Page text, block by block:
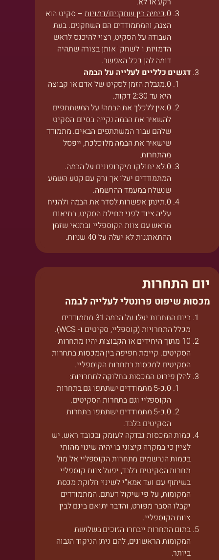
כימיה בין שחקנים/דמויות– סקיט הוא
הצגה, והמתמודדים הם השחקנים. בעת
העבודה על הסקיט, רצוי להיכנס לראש
הדמויות ו"לשחק" אותן בצורה שתהיה
דומה להן ככל האפשר.
דגשים כלליים לעלייה על הבמה
מגבלת הזמן לסקיט של אדם או קבוצה
היא עד 2:30 דקות.
אין ללכלך את הבמה! על המשתתפים
להשאיר את הבמה נקייה בסיום הסקיט
שלהם עבור המשתתפים הבאים. מתמודד
שישאיר את הבמה מלוכלכת, ייפסל
מהתחרות.
לא יחולקו מיקרופונים על הבמה.
המתמודדים יעלו אך ורק עם קטע השמע
שנשלח במעמד ההרשמה.
תינתן אפשרות לסדר את הבמה ולהניח
עליה ציוד לפני תחילת הסקיט, בתיאום
מראש עם צוות הקוספליי ובתנאי שזמן
ההתארגנות לא יעלה על 40 שניות.
יום התחרות
מכסות שיפוט פרונטלי לעלייה לבמה
ביום התחרות יעלו על הבמה 31 מתמודדים
מכלל התחרויות (קוספליי, סקיטים ו- WCS).
10 מתוך היחידים או הקבוצות יהיו מתחרות
הסקיטים. קיימת חפיפה בין המכסות בתחרות
הסקיטים למכסות בתחרות הקוספליי.
להלן פירוט המכסות בחלוקה לתחרויות:
כ-5 מתמודדים ישתתפו גם בתחרות
הקוספליי וגם בתחרות הסקיטים.
כ-5 מתמודדים ישתתפו בתחרות
הסקיטים בלבד.
כמות המכסות נבדקה לעומק ובכובד ראש. יש
לציין כי במקרה קיצוני בו יהיה שינוי מהותי
בכמות הנרשמים מתחרות הקוספליי אל מול
תחרות הסקיטים בלבד, יפעל צוות קוספליי
בשיתוף עם ועד אמא"י לשינוי חלוקת מכסת
המקומות, על פי שיקול דעתם. המתמודדים
יקבלו הסבר מפורט, והדבר יתואם בינם לבין
צוות הקוספליי.
בתום התחרות ייבחרו הזוכים בשלושת
המקומות הראשונים, להם ניתן הניקוד הגבוה
ביותר.